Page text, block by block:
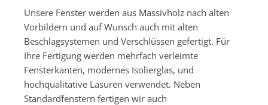
Unsere Fenster werden aus Massivholz nach alten
Vorbildern und auf Wunsch auch mit alten
Beschlagsystemen und Verschlüssen gefertigt. Für
Ihre Fertigung werden mehrfach verleimte
Fensterkanten, modernes Isolierglas, und
hochqualitative Lasuren verwendet. Neben
Standardfenstern fertigen wir auch